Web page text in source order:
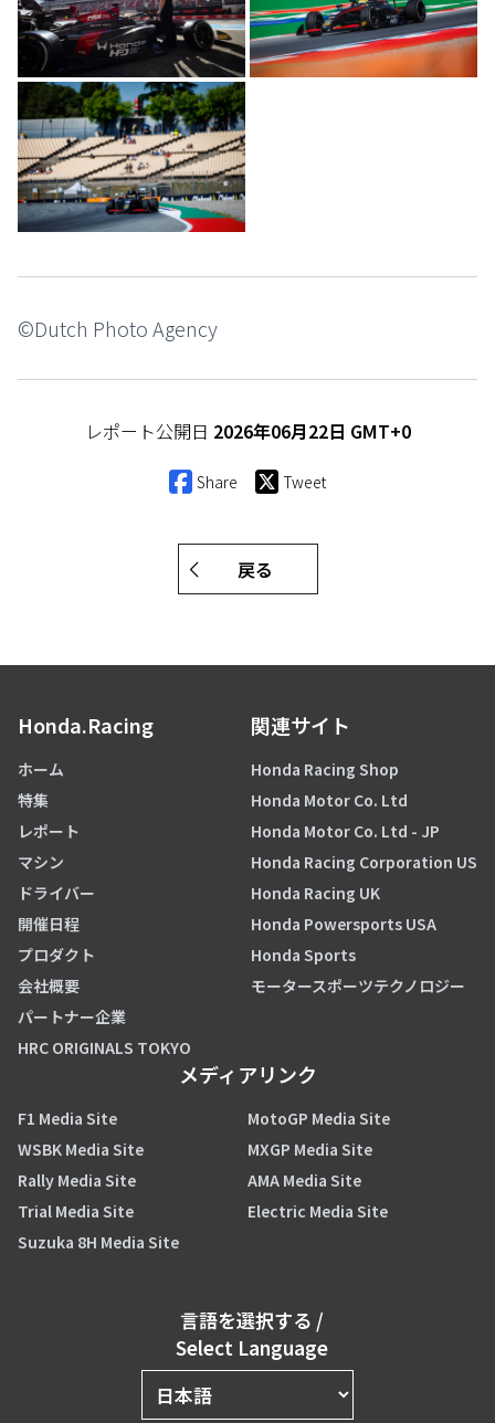
©Dutch Photo Agency
レポート公開日 2026年06月22日 GMT+0
Share Tweet
戻る
Honda.Racing
ホーム
特集
レポート
マシン
ドライバー
開催日程
プロダクト
会社概要
パートナー企業
HRC ORIGINALS TOKYO
関連サイト
Honda Racing Shop
Honda Motor Co. Ltd
Honda Motor Co. Ltd - JP
Honda Racing Corporation US
Honda Racing UK
Honda Powersports USA
Honda Sports
モータースポーツテクノロジー
メディアリンク
F1 Media Site
MotoGP Media Site
WSBK Media Site
MXGP Media Site
Rally Media Site
AMA Media Site
Trial Media Site
Electric Media Site
Suzuka 8H Media Site
言語を選択する /
Select Language